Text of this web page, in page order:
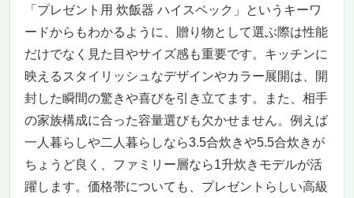
入れる一台
象印マホービン 炊飯器 5.5合 黒釉 NW-FB10-
BZ ― 「プレゼント用 炊飯器 ハイスペック」
を探しているあなたに
圧倒的な存在感と“別格”の美味しさ
“買わなきゃ損”の決定的ポイント
ペルソナを意識した最適な選択
“贈る”ことが最高の体験になる
象印 海外向け 圧力IH炊飯器 5.5合 NP-BQH10
BA 220-230V 日本製
「プレゼント用 炊飯器 ハイスペック」というキーワ
ードからもわかるように、贈り物として選ぶ際は性能
だけでなく見た目やサイズ感も重要です。キッチンに
映えるスタイリッシュなデザインやカラー展開は、開
封した瞬間の驚きや喜びを引き立てます。また、相手
の家族構成に合った容量選びも欠かせません。例えば
一人暮らしや二人暮らしなら3.5合炊きや5.5合炊きが
ちょうど良く、ファミリー層なら1升炊きモデルが活
躍します。価格帯についても、プレゼントらしい高級